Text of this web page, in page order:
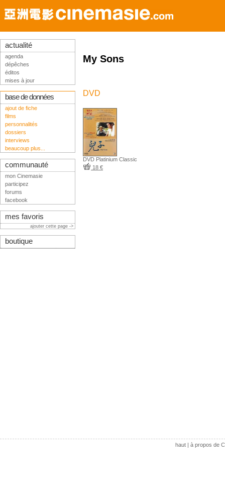
My Sons
DVD
DVD Platinium Classic
18 €
actualité
agenda
dépêches
éditos
mises à jour
base de données
ajout de fiche
films
personnalités
dossiers
interviews
beaucoup plus...
communauté
mon Cinemasie
participez
forums
facebook
mes favoris
ajouter cette page ->
boutique
haut| à propos de